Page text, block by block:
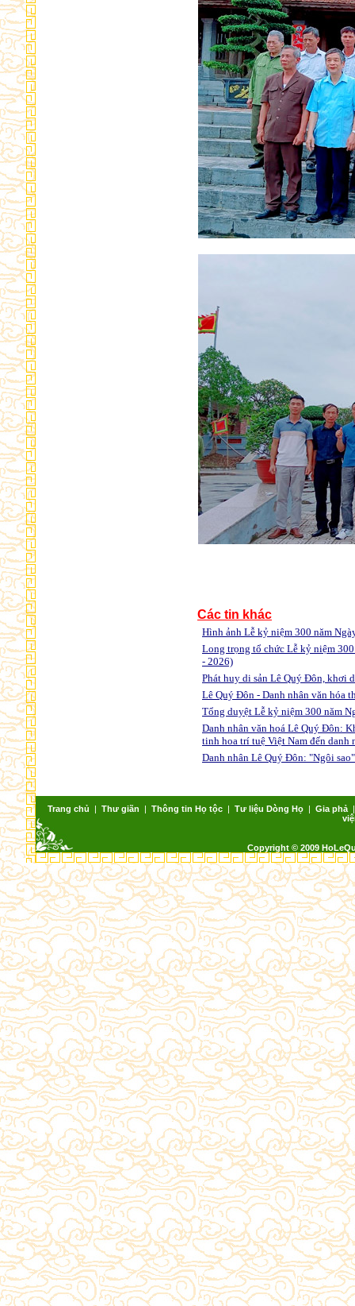
Các tin khác
Hình ảnh Lễ kỷ niệm 300 năm
Long trọng tổ chức Lễ kỷ niệm
- 2026)
Phát huy di sản Lê Quý Đôn, khơi
Lê Quý Đôn - Danh nhân văn hóa
Tổng duyệt Lễ kỷ niệm 300 năm
Danh nhân văn hoá Lê Quý Đôn:
tinh hoa trí tuệ Việt Nam đến danh
Danh nhân Lê Quý Đôn: "Ngôi
Trang chủ | Thư giãn | Thông tin Họ tộc| Tư liệu Dòng Họ| Gia phả
Copyright © 2009